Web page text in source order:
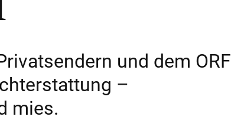
und dem ORF
–
mies.